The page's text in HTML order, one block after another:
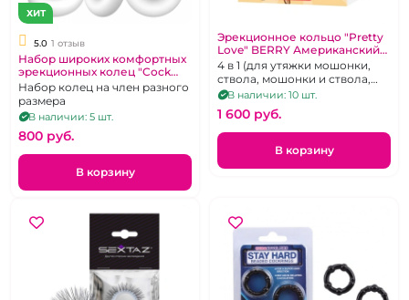
ХИТ
5.0 1 отзыв
Набор широких комфортных
эрекционных колец "Cock
Rings" белые разного
размера
Набор колец на член разного
размера
В наличии: 5 шт.
800 pуб.
В корзину
Эрекционное кольцо "Pretty
Love" BERRY Американский
пончик
4 в 1 (для утяжки мошонки,
ствола, мошонки и ствола,
ограничитель
проникновения)
В наличии: 10 шт.
1 600 pуб.
В корзину